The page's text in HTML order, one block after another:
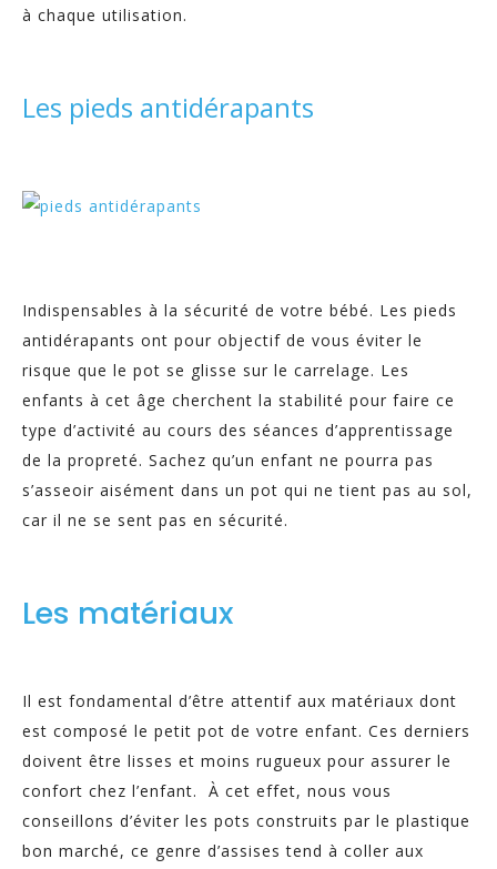
à chaque utilisation.
Les pieds antidérapants
Indispensables à la sécurité de votre bébé. Les pieds
antidérapants ont pour objectif de vous éviter le
risque que le pot se glisse sur le carrelage. Les
enfants à cet âge cherchent la stabilité pour faire ce
type d’activité au cours des séances d’apprentissage
de la propreté. Sachez qu’un enfant ne pourra pas
s’asseoir aisément dans un pot qui ne tient pas au sol,
car il ne se sent pas en sécurité.
Les matériaux
Il est fondamental d’être attentif aux matériaux dont
est composé le petit pot de votre enfant. Ces derniers
doivent être lisses et moins rugueux pour assurer le
confort chez l’enfant. À cet effet, nous vous
conseillons d’éviter les pots construits par le plastique
bon marché, ce genre d’assises tend à coller aux